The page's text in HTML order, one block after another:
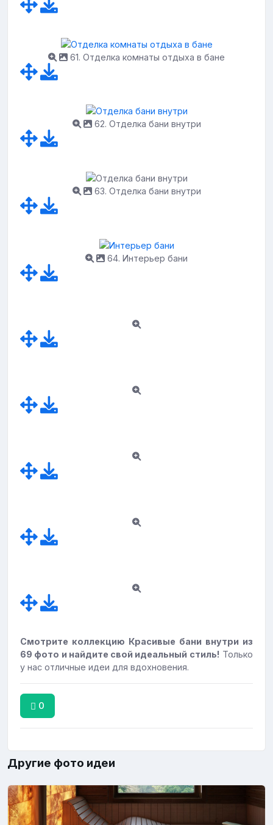
61. Отделка комнаты отдыха в бане
62. Отделка бани внутри
63. Отделка бани внутри
64. Интерьер бани
Смотрите коллекцию Красивые бани внутри из
69 фото и найдите свой идеальный стиль! Только
у нас отличные идеи для вдохновения.
0
Другие фото идеи